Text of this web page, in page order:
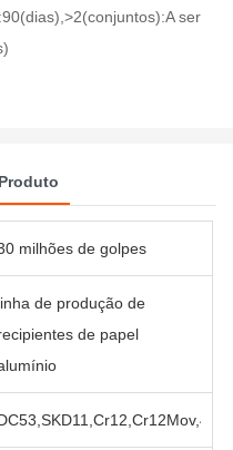
ser
milhões de golpes
de produção de
de papel